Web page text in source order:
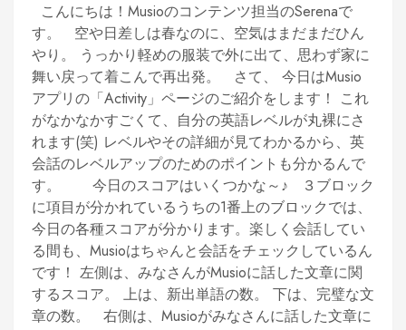
こんにちは！Musioのコンテンツ担当のSerenaで
す。 空や日差しは春なのに、空気はまだまだひん
やり。 うっかり軽めの服装で外に出て、思わず家に
舞い戻って着こんで再出発。 さて、 今日はMusio
アプリの「Activity」ページのご紹介をします！ これ
がなかなかすごくて、自分の英語レベルが丸裸にさ
れます(笑) レベルやその詳細が見てわかるから、英
会話のレベルアップのためのポイントも分かるんで
す。 今日のスコアはいくつかな～♪ ３ブロック
に項目が分かれているうちの1番上のブロックでは、
今日の各種スコアが分かります。楽しく会話してい
る間も、Musioはちゃんと会話をチェックしているん
です！ 左側は、みなさんがMusioに話した文章に関
するスコア。 上は、新出単語の数。 下は、完璧な文
章の数。 右側は、Musioがみなさんに話した文章に